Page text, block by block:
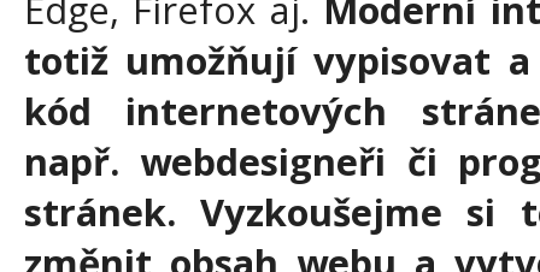
totiž umožňují vypisovat
kód internetových
např. webdesigneři či
stránek. Vyzkoušejme si